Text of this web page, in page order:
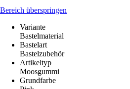
Bereich überspringen
Variante
Bastelmaterial
Bastelart
Bastelzubehör
Artikeltyp
Moosgummi
Grundfarbe